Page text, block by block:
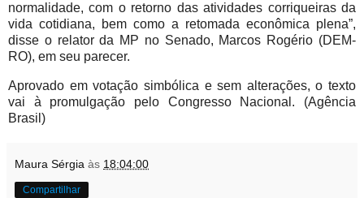
normalidade, com o retorno das atividades corriqueiras da
vida cotidiana, bem como a retomada econômica plena”,
disse o relator da MP no Senado, Marcos Rogério (DEM-
RO), em seu parecer.
Aprovado em votação simbólica e sem alterações, o texto
vai à promulgação pelo Congresso Nacional. (Agência
Brasil)
Maura Sérgia às 18:04:00
Compartilhar